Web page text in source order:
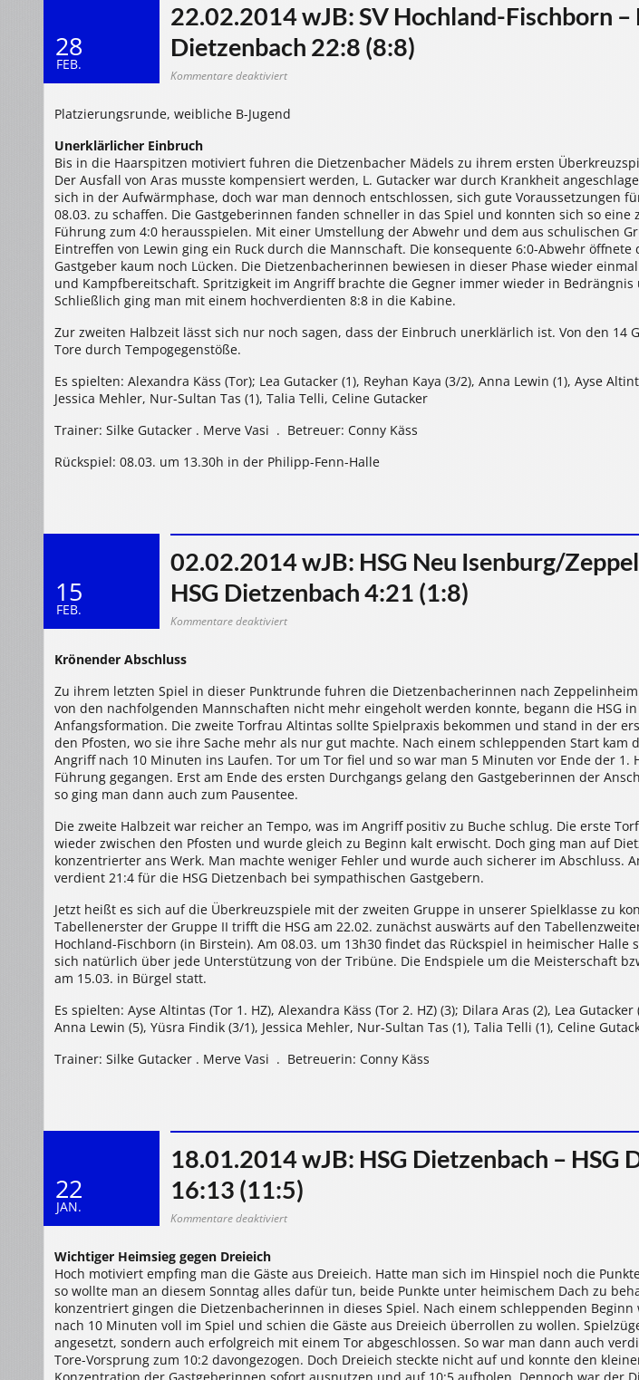
28
FEB.
22.02.2014 wJB: SV Hochland-Fischborn –
Dietzenbach 22:8 (8:8)
Kommentare deaktiviertfür
Hochland-
22:8
(8:8)
Platzierungsrunde, weibliche B-Jugend
Unerklärlicher Einbruch
Bis in die Haarspitzen motiviert fuhren die Dietzenbacher Mädels zu ihrem ersten
Der Ausfall von Aras musste kompensiert werden, L. Gutacker war durch Krankheit
sich in der Aufwärmphase, doch war man dennoch entschlossen, sich gute Voraussetzungen
08.03. zu schaffen. Die Gastgeberinnen fanden schneller in das Spiel und konnten sich so eine
Führung zum 4:0 herausspielen. Mit einer Umstellung der Abwehr und dem aus schulischen
Eintreffen von Lewin ging ein Ruck durch die Mannschaft. Die konsequente 6:0-Abwehr öffnete
Gastgeber kaum noch Lücken. Die Dietzenbacherinnen bewiesen in dieser Phase wieder
und Kampfbereitschaft. Spritzigkeit im Angriff brachte die Gegner immer wieder in Bedrängnis
Schließlich ging man mit einem hochverdienten 8:8 in die Kabine.
Zur zweiten Halbzeit lässt sich nur noch sagen, dass der Einbruch unerklärlich ist. Von den 14
Tore durch Tempogegenstöße.
Es spielten: Alexandra Käss (Tor); Lea Gutacker (1), Reyhan Kaya (3/2), Anna Lewin (1), Ayse
Jessica Mehler, Nur-Sultan Tas (1), Talia Telli, Celine Gutacker
Trainer: Silke Gutacker . Merve Vasi . Betreuer: Conny Käss
Rückspiel: 08.03. um 13.30h in der Philipp-Fenn-Halle
15
FEB.
02.02.2014 wJB: HSG Neu Isenburg/
HSG Dietzenbach 4:21 (1:8)
Kommentare deaktiviertfür
HSG
Dietzenbach
4:21
(1:8)
Krönender Abschluss
Zu ihrem letzten Spiel in dieser Punktrunde fuhren die Dietzenbacherinnen nach
von den nachfolgenden Mannschaften nicht mehr eingeholt werden konnte, begann die HSG
Anfangsformation. Die zweite Torfrau Altintas sollte Spielpraxis bekommen und stand in der
den Pfosten, wo sie ihre Sache mehr als nur gut machte. Nach einem schleppenden Start kam
Angriff nach 10 Minuten ins Laufen. Tor um Tor fiel und so war man 5 Minuten vor Ende der 1.
Führung gegangen. Erst am Ende des ersten Durchgangs gelang den Gastgeberinnen der
so ging man dann auch zum Pausentee.
Die zweite Halbzeit war reicher an Tempo, was im Angriff positiv zu Buche schlug. Die erste
wieder zwischen den Pfosten und wurde gleich zu Beginn kalt erwischt. Doch ging man auf
konzentrierter ans Werk. Man machte weniger Fehler und wurde auch sicherer im Abschluss.
verdient 21:4 für die HSG Dietzenbach bei sympathischen Gastgebern.
Jetzt heißt es sich auf die Überkreuzspiele mit der zweiten Gruppe in unserer Spielklasse zu
Tabellenerster der Gruppe II trifft die HSG am 22.02. zunächst auswärts auf den
Hochland-Fischborn (in Birstein). Am 08.03. um 13h30 findet das Rückspiel in heimischer Halle
sich natürlich über jede Unterstützung von der Tribüne. Die Endspiele um die Meisterschaft
am 15.03. in Bürgel statt.
Es spielten: Ayse Altintas (Tor 1. HZ), Alexandra Käss (Tor 2. HZ) (3); Dilara Aras (2), Lea Gutacker
Anna Lewin (5), Yüsra Findik (3/1), Jessica Mehler, Nur-Sultan Tas (1), Talia Telli (1), Celine
Trainer: Silke Gutacker . Merve Vasi . Betreuerin: Conny Käss
22
JAN.
18.01.2014 wJB: HSG Dietzenbach – HSG
16:13 (11:5)
Kommentare deaktiviertfür
HSG
Dreieich
16:13
(11:5)
Wichtiger Heimsieg gegen Dreieich
Hoch motiviert empfing man die Gäste aus Dreieich. Hatte man sich im Hinspiel noch die
so wollte man an diesem Sonntag alles dafür tun, beide Punkte unter heimischem Dach zu
konzentriert gingen die Dietzenbacherinnen in dieses Spiel. Nach einem schleppenden
nach 10 Minuten voll im Spiel und schien die Gäste aus Dreieich überrollen zu wollen.
angesetzt, sondern auch erfolgreich mit einem Tor abgeschlossen. So war man dann auch
Tore-Vorsprung zum 10:2 davongezogen. Doch Dreieich steckte nicht auf und konnte den